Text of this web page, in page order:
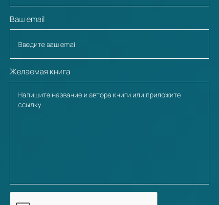
Ваш email
Желаемая книга